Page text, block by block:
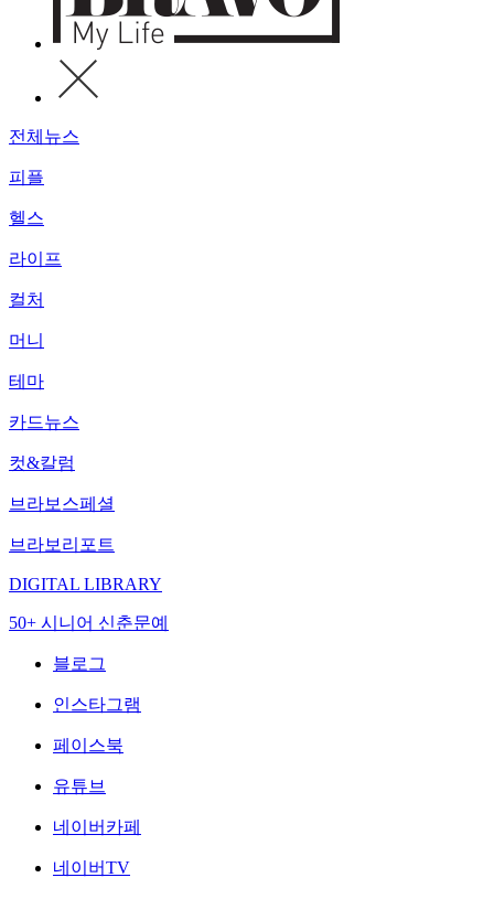
전체뉴스
피플
헬스
라이프
컬처
머니
테마
카드뉴스
컷&칼럼
브라보스페셜
브라보리포트
DIGITAL LIBRARY
50+ 시니어 신춘문예
블로그
인스타그램
페이스북
유튜브
네이버카페
네이버TV